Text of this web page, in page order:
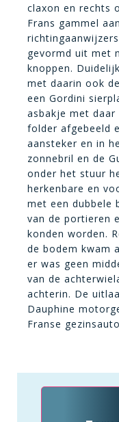
claxon en rechts
Frans gammel
gevormd uit met
knoppen.
met daarin ook
een Gordini
asbakje met
folder afgebeeld
aansteker en in
zonnebril en de
onder het stuur
herkenbare en
met een dubbele
van de portieren
konden worden.
de bodem kwam
er was geen
van de
achterin. De
Dauphine
Franse